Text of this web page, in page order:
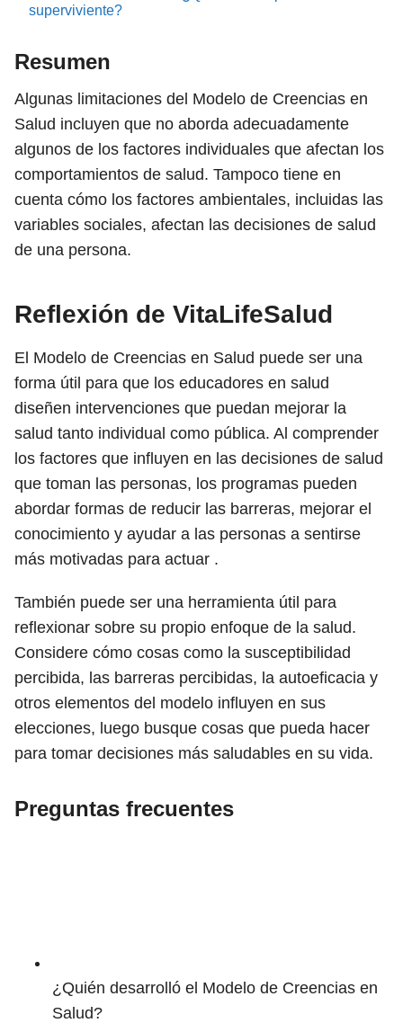
superviviente?
Resumen
Algunas limitaciones del Modelo de Creencias en
Salud incluyen que no aborda adecuadamente
algunos de los factores individuales que afectan los
comportamientos de salud. Tampoco tiene en
cuenta cómo los factores ambientales, incluidas las
variables sociales, afectan las decisiones de salud
de una persona.
Reflexión de VitaLifeSalud
El Modelo de Creencias en Salud puede ser una
forma útil para que los educadores en salud
diseñen intervenciones que puedan mejorar la
salud tanto individual como pública. Al comprender
los factores que influyen en las decisiones de salud
que toman las personas, los programas pueden
abordar formas de reducir las barreras, mejorar el
conocimiento y ayudar a las personas a sentirse
más motivadas para actuar .
También puede ser una herramienta útil para
reflexionar sobre su propio enfoque de la salud.
Considere cómo cosas como la susceptibilidad
percibida, las barreras percibidas, la autoeficacia y
otros elementos del modelo influyen en sus
elecciones, luego busque cosas que pueda hacer
para tomar decisiones más saludables en su vida.
Preguntas frecuentes
¿Quién desarrolló el Modelo de Creencias en
Salud?